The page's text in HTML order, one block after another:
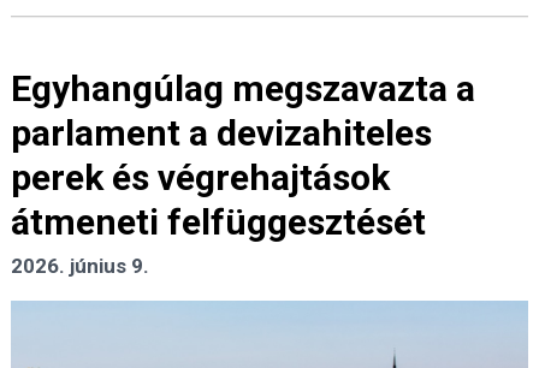
Egyhangúlag megszavazta a
parlament a devizahiteles
perek és végrehajtások
átmeneti felfüggesztését
2026. június 9.